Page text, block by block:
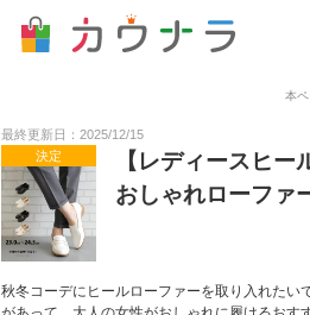
本
最終更新日：2025/12/15
決定
【レディースヒ
おしゃれローファ
秋冬コーデにヒールローファーを取り入れた